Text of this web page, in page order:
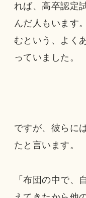
れば、高卒認定
んだ人もいます
むという、よく
っていました。
ですが、彼らに
たと言います。
「布団の中で、